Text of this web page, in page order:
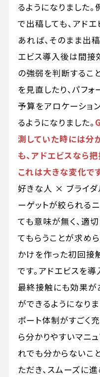
るようになりました
で出稿しても、アド
あれば、そのまま出
エビス導入後は間接
の強弱を判断するこ
を見直したり、パフ
予算をアロケーショ
るようになりました。
測していた時には分
も、アドエビスなら
これは大きな変化です
好きな人 × ブライダ
ーゲットが絞られる
ても意味が無く、適
てもらうことが求め
かけを作った初回接
です。アドエビスを
最終接触にも効果が
ができるようになり
ポート体制がすごく
ら分かりやすいマニ
れでも分からないこ
ただき、スムーズに